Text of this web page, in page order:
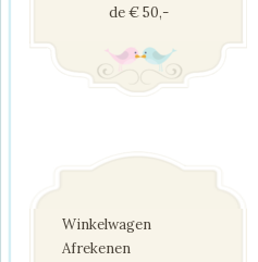
de € 50,-
Winkelwagen
Afrekenen